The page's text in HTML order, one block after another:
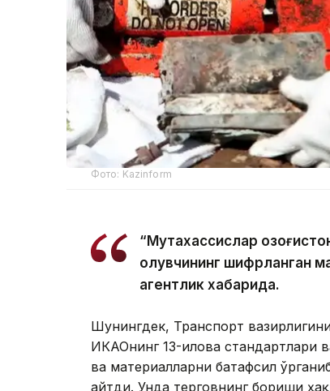
Фото: Kazinform
“Мутахассислар
олувчининг шифрланган
агентлик хабарида.
Шунингдек, Транспорт
ИКАОнинг 13-илова стандартлари
ва материалларни батафсил
айтди. Унда терговнинг бориши